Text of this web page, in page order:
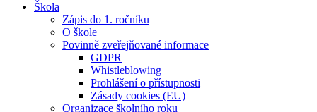
Škola
Zápis do 1. ročníku
O škole
Povinně zveřejňované informace
GDPR
Whistleblowing
Prohlášení o přístupnosti
Zásady cookies (EU)
Organizace školního roku